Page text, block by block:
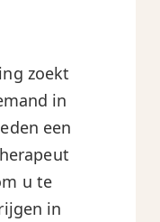
zoekt
in
een
u te
in